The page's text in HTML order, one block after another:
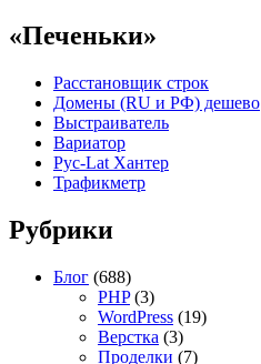
«Печеньки»
Расстановщик строк
Домены (RU и РФ) дешево
Выстраиватель
Вариатор
Рус-Lat Хантер
Трафикметр
Рубрики
Блог (688)
PHP(3)
WordPress (19)
Верстка (3)
Проделки (7)